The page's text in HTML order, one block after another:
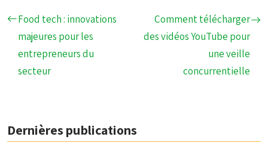
Food tech : innovations
majeures pour les
entrepreneurs du
secteur
Comment télécharger
des vidéos YouTube pour
une veille
concurrentielle
Dernières publications